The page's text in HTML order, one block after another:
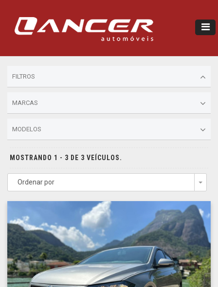
FILTROS
MARCAS
MODELOS
MOSTRANDO 1 - 3 DE 3 VEÍCULOS.
Ordenar por